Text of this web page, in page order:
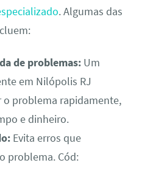
. Algumas das
de problemas: Um
em Nilópolis RJ
o problema rapidamente,
e dinheiro.
Evita erros que
problema. Cód: